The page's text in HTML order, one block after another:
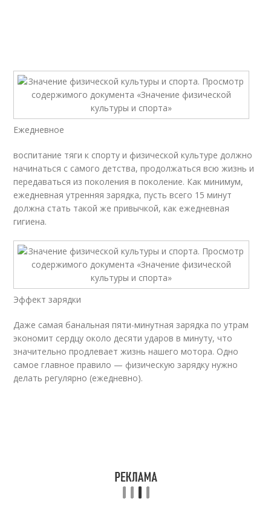
Ежедневное
воспитание тяги к спорту и физической культуре должно
начинаться с самого детства, продолжаться всю жизнь и
передаваться из поколения в поколение. Как минимум,
ежедневная утренняя зарядка, пусть всего 15 минут
должна стать такой же привычкой, как ежедневная
гигиена.
Эффект зарядки
Даже самая банальная пяти-минутная зарядка по утрам
экономит сердцу около десяти ударов в минуту, что
значительно продлевает жизнь нашего мотора. Одно
самое главное правило — физическую зарядку нужно
делать регулярно (ежедневно).